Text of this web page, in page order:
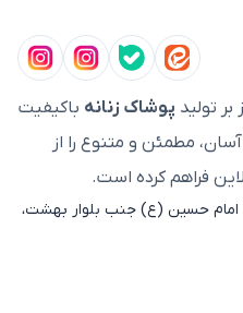
هستند. محبوب‌ترین
موارد زیر است:
یقه انگلیسی و طراحی
پرطرفدار است.
برای استایل‌های
ایجاد می‌کند.
و استایل‌های
می‌شود.
پوشاک زنانه باکیفیت
مطمئن و متنوع را از
فراهم کرده است.
امام حسین (ع) جنب بلوار بهشت،